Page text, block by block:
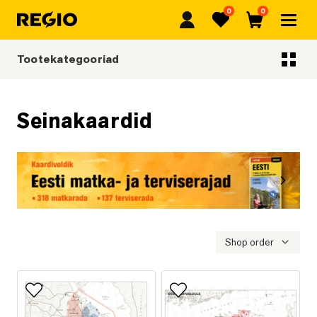
Regio Lemmikud
0
Ostukorv
0
Seinakaardid
Shop order
Lisa lemmikutesse Lisa lemmikutesse
Tootekategooriad